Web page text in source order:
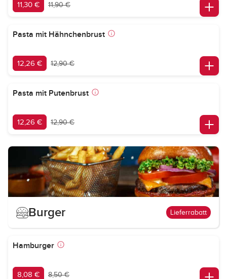
11,30 € 11,90 €
Pasta mit Hähnchenbrust
12,26 € 12,90 €
Pasta mit Putenbrust
12,26 € 12,90 €
Burger Lieferrabatt
Hamburger
8,08 € 8,50 €